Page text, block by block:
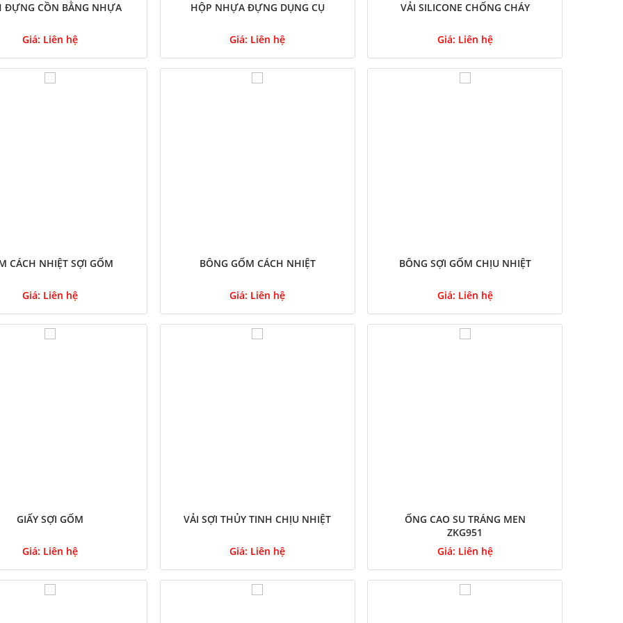
ĐỰNG CỒN BẰNG NHỰA
Giá: Liên hệ
HỘP NHỰA ĐỰNG DỤNG CỤ
Giá: Liên hệ
VẢI SILICONE CHỐNG CHÁY
Giá: Liên hệ
CÁCH NHIỆT SỢI GỐM
Giá: Liên hệ
BÔNG GỐM CÁCH NHIỆT
Giá: Liên hệ
BÔNG SỢI GỐM CHỊU NHIỆT
Giá: Liên hệ
GIẤY SỢI GỐM
Giá: Liên hệ
VẢI SỢI THỦY TINH CHỊU NHIỆT
Giá: Liên hệ
ỐNG CAO SU TRÁNG MEN
ZKG951
Giá: Liên hệ